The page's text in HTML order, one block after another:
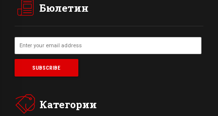
Бюлетин
Категории